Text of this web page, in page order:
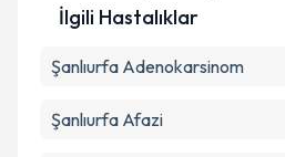
İlgili Hastalıklar
Şanlıurfa Adenokarsinom
Şanlıurfa Afazi